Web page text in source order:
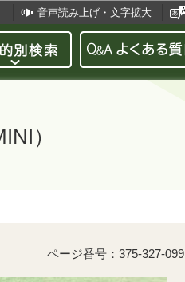
音声読み上げ・文字拡大
）
ページ番号：375-327-099